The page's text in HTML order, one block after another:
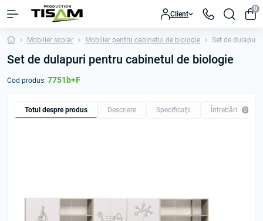
Client
0
Mobilier scolar Mobilier pentru cabinetul de biologie Set de dulapuri
Set de dulapuri pentru cabinetul de biologie
Cod produs: 7751b+F
Totul despre produs Descriere Specificaţii Întrebări 0